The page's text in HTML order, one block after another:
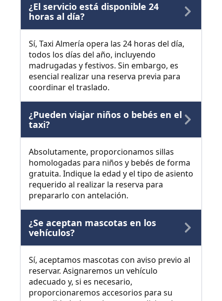
¿El servicio está disponible 24
horas al día?
Sí, Taxi Almería opera las 24 horas del día,
todos los días del año, incluyendo
madrugadas y festivos. Sin embargo, es
esencial realizar una reserva previa para
coordinar el traslado.
¿Pueden viajar niños o bebés en el
taxi?
Absolutamente, proporcionamos sillas
homologadas para niños y bebés de forma
gratuita. Indique la edad y el tipo de asiento
requerido al realizar la reserva para
prepararlo con antelación.
¿Se aceptan mascotas en los
vehículos?
Sí, aceptamos mascotas con aviso previo al
reservar. Asignaremos un vehículo
adecuado y, si es necesario,
proporcionaremos accesorios para su